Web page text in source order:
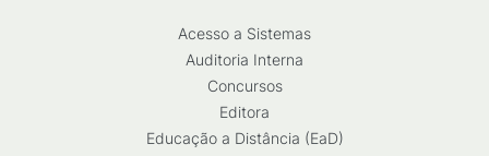
Acesso a Sistemas
Auditoria Interna
Concursos
Editora
Educação a Distância (EaD)